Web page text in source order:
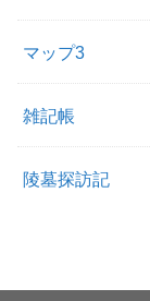
マップ3
雑記帳
陵墓探訪記